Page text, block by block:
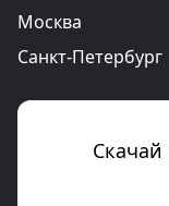
Москва
Санкт-Петербург